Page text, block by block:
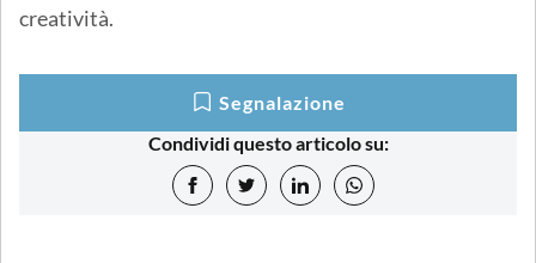
creatività.
Segnalazione
Condividi questo articolo su: